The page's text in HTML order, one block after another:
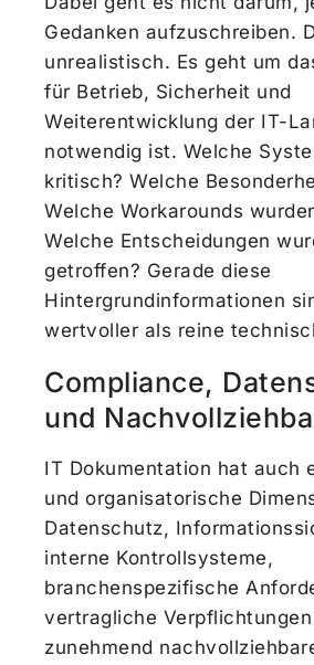
Gedanken aufzuschreiben.
unrealistisch. Es geht um
für Betrieb, Sicherheit und
Weiterentwicklung der IT-
notwendig ist. Welche
kritisch? Welche
Welche Workarounds
Welche Entscheidungen
getroffen? Gerade diese
Hintergrundinformationen
wertvoller als reine
Compliance,
und
IT Dokumentation hat auch
und organisatorische
Datenschutz,
interne Kontrollsysteme,
branchenspezifische
vertragliche
zunehmend